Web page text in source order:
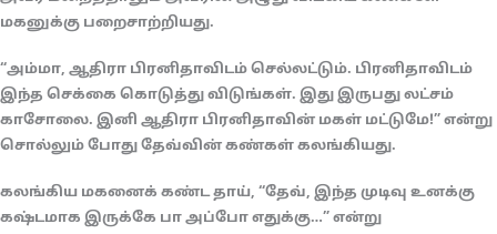
மகனுக்கு பறைசாற்றியது.
“அம்மா, ஆதிரா பிரனிதாவிடம் செல்லட்டும். பிரனிதாவிடம்
இந்த செக்கை கொடுத்து விடுங்கள். இது இருபது லட்சம்
காசோலை. இனி ஆதிரா பிரனிதாவின் மகள் மட்டுமே!” என்று
சொல்லும் போது தேவ்வின் கண்கள் கலங்கியது.
கலங்கிய மகனைக் கண்ட தாய், “தேவ், இந்த முடிவு உனக்கு
கஷ்டமாக இருக்கே பா அப்போ எதுக்கு…” என்று